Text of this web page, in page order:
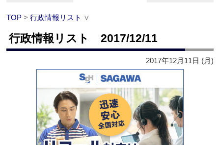
TOP >行政情報リスト ∨
行政情報リスト 2017/12/11
2017年12月11日 (月)